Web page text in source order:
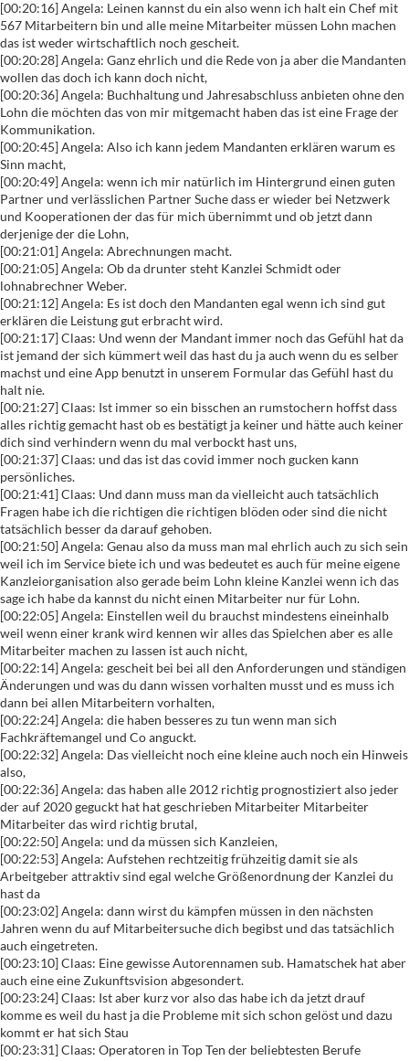
[00:20:16] Angela: Leinen kannst du ein also wenn ich halt ein Chef mit
567 Mitarbeitern bin und alle meine Mitarbeiter müssen Lohn machen
das ist weder wirtschaftlich noch gescheit.
[00:20:28] Angela: Ganz ehrlich und die Rede von ja aber die Mandanten
wollen das doch ich kann doch nicht,
[00:20:36] Angela: Buchhaltung und Jahresabschluss anbieten ohne den
Lohn die möchten das von mir mitgemacht haben das ist eine Frage der
Kommunikation.
[00:20:45] Angela: Also ich kann jedem Mandanten erklären warum es
Sinn macht,
[00:20:49] Angela: wenn ich mir natürlich im Hintergrund einen guten
Partner und verlässlichen Partner Suche dass er wieder bei Netzwerk
und Kooperationen der das für mich übernimmt und ob jetzt dann
derjenige der die Lohn,
[00:21:01] Angela: Abrechnungen macht.
[00:21:05] Angela: Ob da drunter steht Kanzlei Schmidt oder
lohnabrechner Weber.
[00:21:12] Angela: Es ist doch den Mandanten egal wenn ich sind gut
erklären die Leistung gut erbracht wird.
[00:21:17] Claas: Und wenn der Mandant immer noch das Gefühl hat da
ist jemand der sich kümmert weil das hast du ja auch wenn du es selber
machst und eine App benutzt in unserem Formular das Gefühl hast du
halt nie.
[00:21:27] Claas: Ist immer so ein bisschen an rumstochern hoffst dass
alles richtig gemacht hast ob es bestätigt ja keiner und hätte auch keiner
dich sind verhindern wenn du mal verbockt hast uns,
[00:21:37] Claas: und das ist das covid immer noch gucken kann
persönliches.
[00:21:41] Claas: Und dann muss man da vielleicht auch tatsächlich
Fragen habe ich die richtigen die richtigen blöden oder sind die nicht
tatsächlich besser da darauf gehoben.
[00:21:50] Angela: Genau also da muss man mal ehrlich auch zu sich sein
weil ich im Service biete ich und was bedeutet es auch für meine eigene
Kanzleiorganisation also gerade beim Lohn kleine Kanzlei wenn ich das
sage ich habe da kannst du nicht einen Mitarbeiter nur für Lohn.
[00:22:05] Angela: Einstellen weil du brauchst mindestens eineinhalb
weil wenn einer krank wird kennen wir alles das Spielchen aber es alle
Mitarbeiter machen zu lassen ist auch nicht,
[00:22:14] Angela: gescheit bei bei all den Anforderungen und ständigen
Änderungen und was du dann wissen vorhalten musst und es muss ich
dann bei allen Mitarbeitern vorhalten,
[00:22:24] Angela: die haben besseres zu tun wenn man sich
Fachkräftemangel und Co anguckt.
[00:22:32] Angela: Das vielleicht noch eine kleine auch noch ein Hinweis
also,
[00:22:36] Angela: das haben alle 2012 richtig prognostiziert also jeder
der auf 2020 geguckt hat hat geschrieben Mitarbeiter Mitarbeiter
Mitarbeiter das wird richtig brutal,
[00:22:50] Angela: und da müssen sich Kanzleien,
[00:22:53] Angela: Aufstehen rechtzeitig frühzeitig damit sie als
Arbeitgeber attraktiv sind egal welche Größenordnung der Kanzlei du
hast da
[00:23:02] Angela: dann wirst du kämpfen müssen in den nächsten
Jahren wenn du auf Mitarbeitersuche dich begibst und das tatsächlich
auch eingetreten.
[00:23:10] Claas: Eine gewisse Autorennamen sub. Hamatschek hat aber
auch eine eine Zukunftsvision abgesondert.
[00:23:24] Claas: Ist aber kurz vor also das habe ich da jetzt drauf
komme es weil du hast ja die Probleme mit sich schon gelöst und dazu
kommt er hat sich Stau
[00:23:31] Claas: Operatoren in Top Ten der beliebtesten Berufe